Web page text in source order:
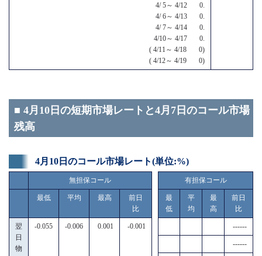
4/ 5～ 4/12 0.
4/ 6～ 4/13 0.
4/ 7～ 4/14 0.
4/10～ 4/17 0.
( 4/11～ 4/18 0)
( 4/12～ 4/19 0)
■ 4月10日の短期市場レートと4月7日のコール市場
残高
4月10日のコール市場レート(単位:%)
無担保コール
最低 平均 最高
前日
比
翌
日
物
-0.055 -0.006 0.001 -0.001
有担保コール
最
低
平
均
最
高
前日
比
------
------